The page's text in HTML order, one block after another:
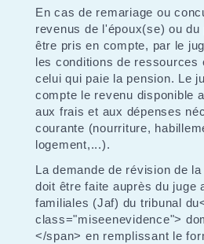
En cas de remariage ou
revenus de l'époux(se) ou du
être pris en compte, par le
les conditions de ressources
celui qui paie la pension. Le
compte le revenu disponible
aux frais et aux dépenses
courante (nourriture,
logement,...).
La demande de révision de
doit être faite auprès du juge
familiales (Jaf) du tribunal
class="miseenevidence">
</span> en remplissant le